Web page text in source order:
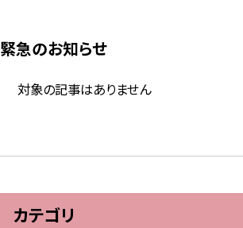
緊急のお知らせ
対象の記事はありません
カテゴリ